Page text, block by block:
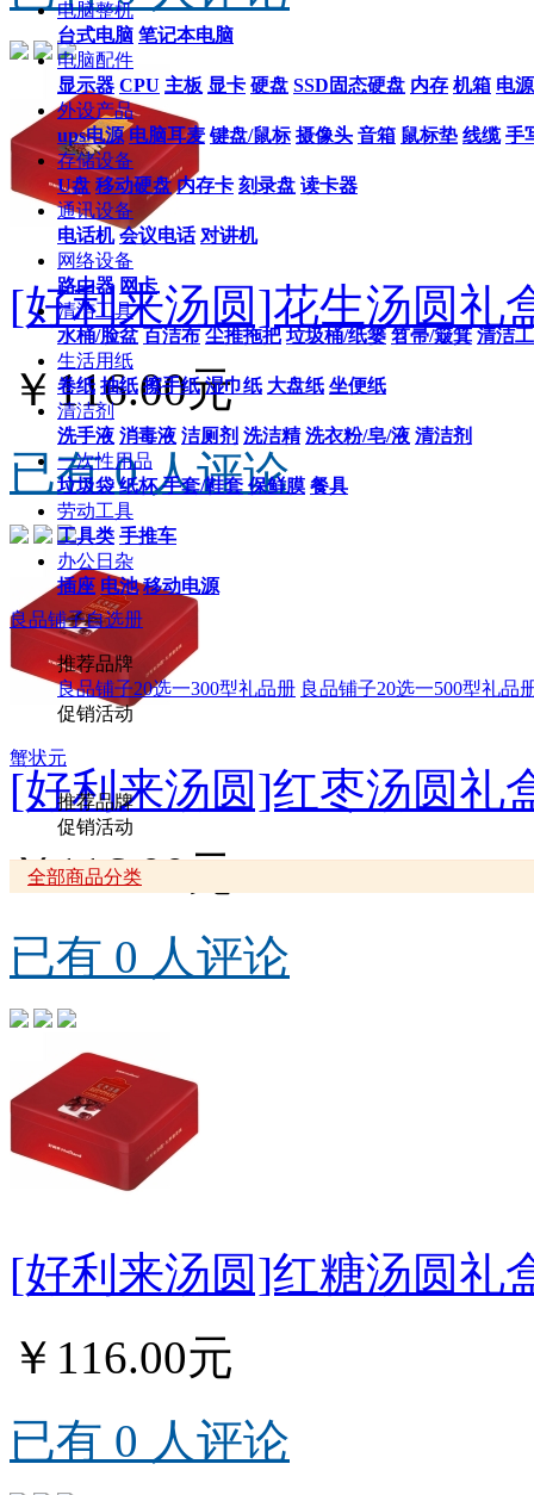
电脑整机
台式电脑 笔记本电脑
电脑配件
显示器 CPU 主板 显卡 硬盘 SSD固态硬盘 内存 机箱 电源
外设产品
ups电源 电脑耳麦 键盘/鼠标 摄像头 音箱 鼠标垫 线缆 手
存储设备
U盘 移动硬盘 内存卡 刻录盘 读卡器
通讯设备
电话机 会议电话 对讲机
网络设备
路由器 网卡
清洁工具
水桶/脸盆 百洁布 尘推拖把 垃圾桶/纸篓 笤帚/簸箕 清洁
生活用纸
卷纸 抽纸 擦手纸 湿巾纸 大盘纸 坐便纸
清洁剂
洗手液 消毒液 洁厕剂 洗洁精 洗衣粉/皂/液 清洁剂
一次性用品
垃圾袋 纸杯 手套/鞋套 保鲜膜 餐具
劳动工具
工具类 手推车
办公日杂
插座 电池 移动电源
良品铺子自选册
推荐品牌
良品铺子20选一300型礼品册 良品铺子20选一500型礼品
促销活动
蟹状元
推荐品牌
促销活动
全部商品分类
[好利来汤圆]花生汤圆礼
￥116.00元
已有 0 人评论
[好利来汤圆]红枣汤圆礼
￥116.00元
已有 0 人评论
[好利来汤圆]红糖汤圆礼
￥116.00元
已有 0 人评论